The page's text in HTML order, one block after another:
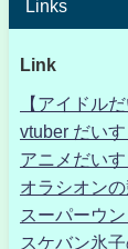
Links
Link
【アイドル
vtuber だいす
アニメだい
オラシオン
スーパーウ
スケバン氷